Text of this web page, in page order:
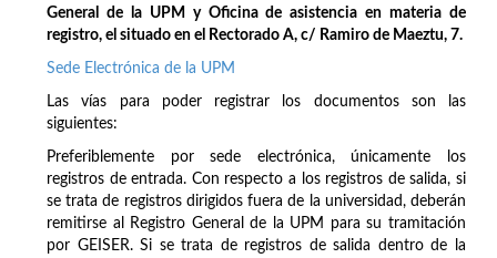
General de la UPM y Oficina de asistencia en materia de
registro, el situado en el Rectorado A, c/ Ramiro de Maeztu, 7.
Sede Electrónica de la UPM
Las vías para poder registrar los documentos son las
siguientes:
Preferiblemente por sede electrónica, únicamente los
registros de entrada. Con respecto a los registros de salida, si
se trata de registros dirigidos fuera de la universidad, deberán
remitirse al Registro General de la UPM para su tramitación
por GEISER. Si se trata de registros de salida dentro de la